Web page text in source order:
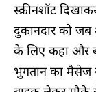
स्क्रीनशॉट
दुकानदार को
के लिए कहा और
भुगतान का मैसेज